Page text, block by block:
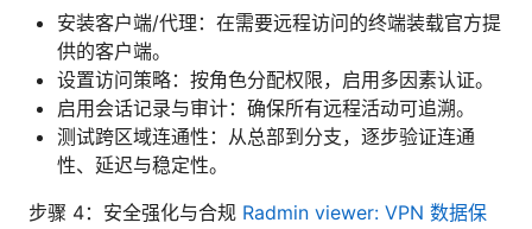
安装客户端/代理：在需要远程访问的终端装载官方提
供的客户端。
设置访问策略：按角色分配权限，启用多因素认证。
启用会话记录与审计：确保所有远程活动可追溯。
测试跨区域连通性：从总部到分支，逐步验证连通
性、延迟与稳定性。
步骤 4：安全强化与合规 Radmin viewer: VPN 数据保